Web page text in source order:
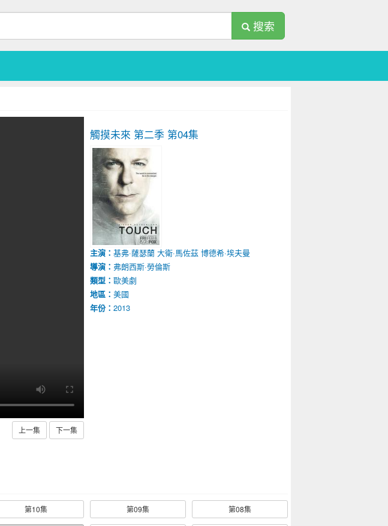
搜索
上一集 下一集
觸摸未來 第二季 第04集
主演： 基弗·薩瑟蘭 大衛·馬佐茲 博德希·埃夫曼
導演： 弗朗西斯·勞倫斯
類型： 歐美劇
地區： 美國
年份： 2013
第10集 第09集 第08集